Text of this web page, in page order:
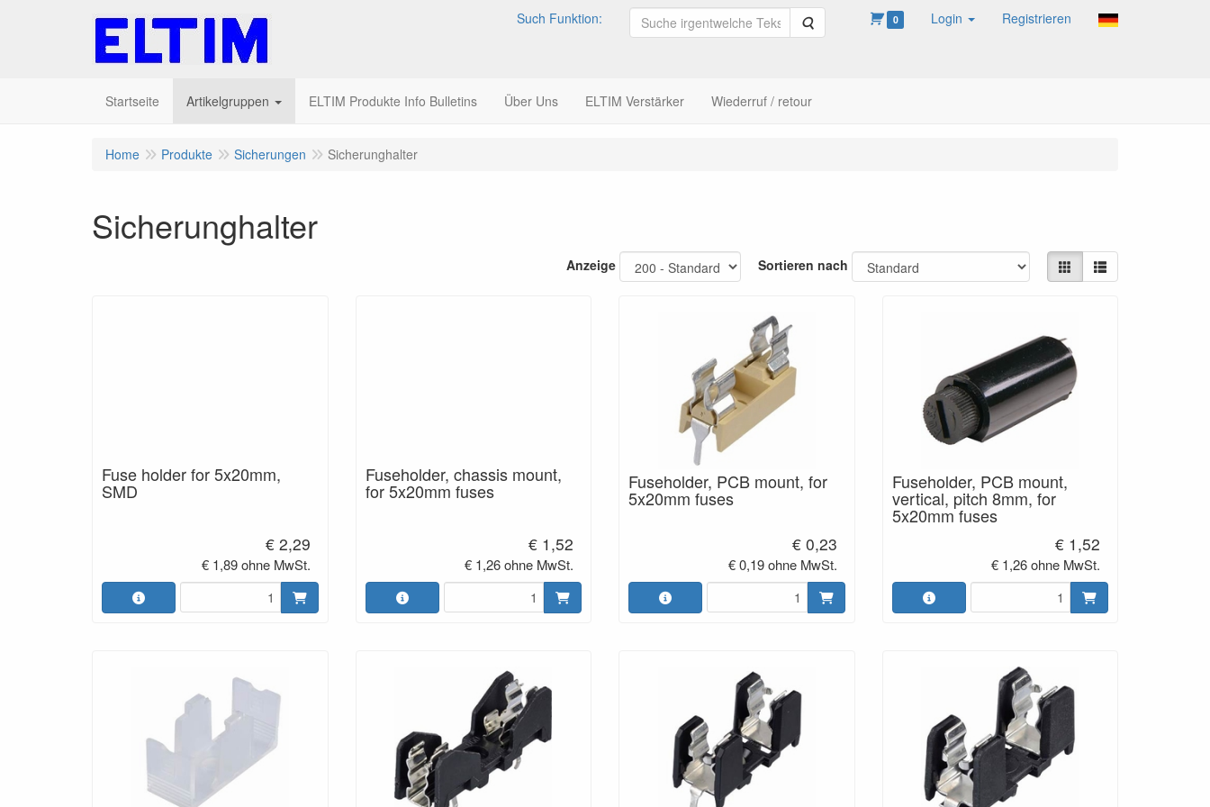
Such Funktion: Suche 0 Login Registrieren
Startseite Artikelgruppen ELTIM Produkte Info Bulletins Über Uns ELTIM Verstärker Wiederruf / retour
Home Produkte Sicherungen Sicherunghalter
Sicherunghalter
Anzeige Sortieren nach
Fuse holder for 5x20mm,
SMD
€ 2,29
€ 1,89 ohne MwSt.
Fuseholder, chassis mount,
for 5x20mm fuses
€ 1,52
€ 1,26 ohne MwSt.
Fuseholder, PCB mount, for
5x20mm fuses
€ 0,23
€ 0,19 ohne MwSt.
Fuseholder, PCB mount,
vertical, pitch 8mm, for
5x20mm fuses
€ 1,52
€ 1,26 ohne MwSt.